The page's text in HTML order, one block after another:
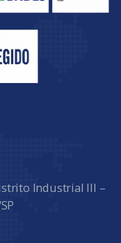
Industrial III –